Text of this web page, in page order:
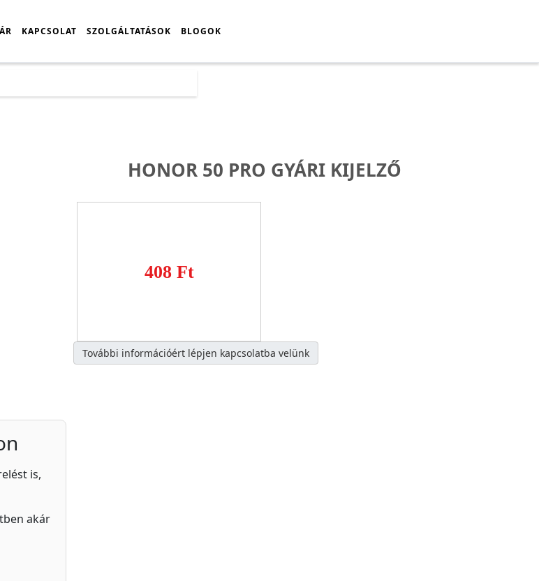
KAPCSOLAT SZOLGÁLTATÁSOK BLOGOK
HONOR 50 PRO GYÁRI KIJELZŐ
408 Ft
További információért lépjen kapcsolatba velünk
is,
akár